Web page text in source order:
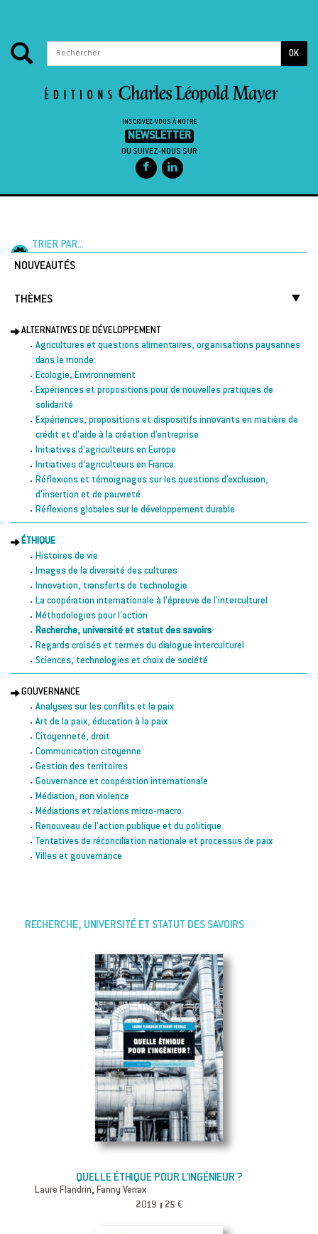
OK
INSCRIVEZ-VOUS À NOTRE
NEWSLETTER
OU SUIVEZ-NOUS SUR
TRIER PAR...
NOUVEAUTÉS
THÈMES
ALTERNATIVES DE DÉVELOPPEMENT
Agricultures et questions alimentaires, organisations paysannes
dans le monde
Ecologie, Environnement
Expériences et propositions pour de nouvelles pratiques de
solidarité
Expériences, propositions et dispositifs innovants en matière de
crédit et d’aide à la création d’entreprise
Initiatives d’agriculteurs en Europe
Initiatives d’agriculteurs en France
Réflexions et témoignages sur les questions d’exclusion,
d’insertion et de pauvreté
Réflexions globales sur le développement durable
ÉTHIQUE
Histoires de vie
Images de la diversité des cultures
Innovation, transferts de technologie
La coopération internationale à l’épreuve de l’interculturel
Méthodologies pour l’action
Recherche, université et statut des savoirs
Regards croisés et termes du dialogue interculturel
Sciences, technologies et choix de société
GOUVERNANCE
Analyses sur les conflits et la paix
Art de la paix, éducation à la paix
Citoyenneté, droit
Communication citoyenne
Gestion des territoires
Gouvernance et coopération internationale
Médiation, non violence
Médiations et relations micro-macro
Renouveau de l’action publique et du politique
Tentatives de réconciliation nationale et processus de paix
Villes et gouvernance
RECHERCHE, UNIVERSITÉ ET STATUT DES SAVOIRS
QUELLE ÉTHIQUE POUR L’INGÉNIEUR ?
Laure Flandrin, Fanny Verrax
2019 25 €